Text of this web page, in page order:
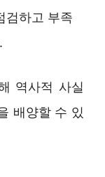
검하고 부족
역사적 사실
배양할 수 있